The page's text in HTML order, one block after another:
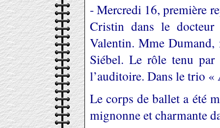
- Mercredi 16, première
Cristin dans le docteur
Valentin. Mme Dumand,
Siébel. Le rôle tenu
l’auditoire. Dans le trio «
Le corps de ballet a été
mignonne et charmante